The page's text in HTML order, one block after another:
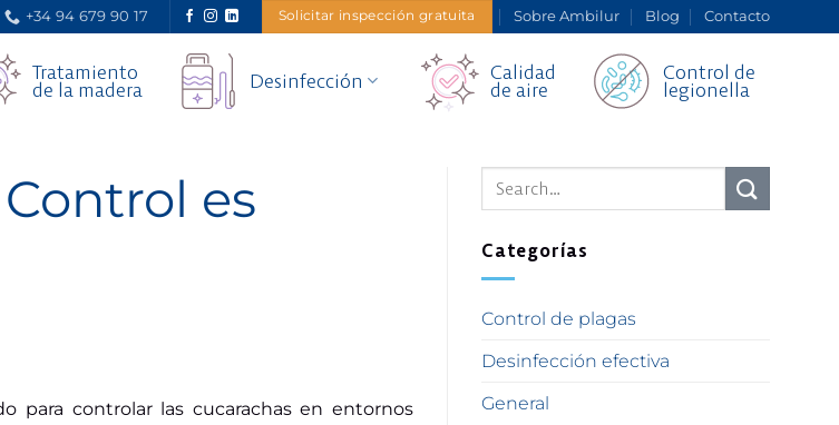
+34 94 679 90 17 Solicitar inspección gratuita Sobre Ambilur Blog Contacto
Tratamiento
de la madera Desinfección Calidad
de aire
Control de
legionella
es
para controlar las cucarachas en entornos
Categorías
Control de plagas
Desinfección efectiva
General